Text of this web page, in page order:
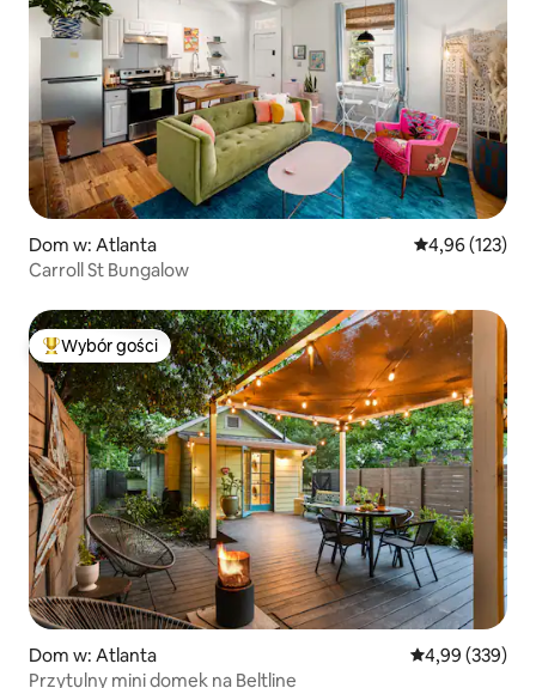
Dom w: Atlanta Średnia
4,96 (123)
Carroll St Bungalow
Najpopularniejsze z kategorii Wybór gości
Wybór gości
Dom w: Atlanta Średnia
4,99 (339)
Przytulny mini domek na Beltline